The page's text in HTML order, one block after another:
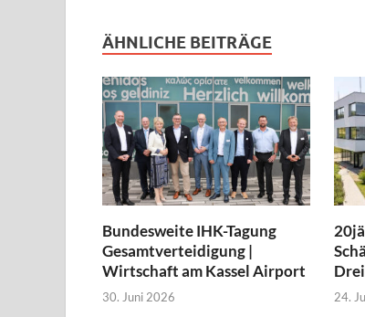
ÄHNLICHE BEITRÄGE
Bundesweite IHK-Tagung
Gesamtverteidigung |
Wirtschaft am Kassel Airport
30. Juni 2026 24.